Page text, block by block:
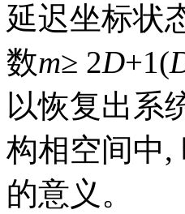
延迟坐标状
数m≥ 2D+1(
以恢复出系
构相空间中,
的意义。